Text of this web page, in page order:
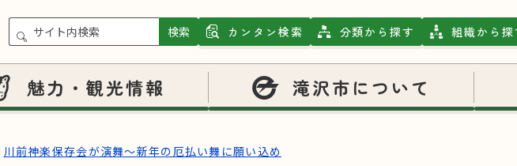
検索 カンタン検索 分類から探す 組織から探
魅力・観光情報 滝沢市について
川前神楽保存会が演舞～新年の厄払い舞に願い込め